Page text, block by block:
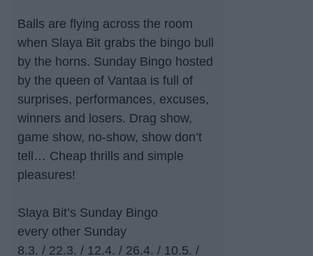
Balls are flying across the room
when Slaya Bit grabs the bingo bull
by the horns. Sunday Bingo hosted
by the queen of Vantaa is full of
surprises, performances, excuses,
winners and losers. Drag show,
game show, no-show, show don’t
tell… Cheap thrills and simple
pleasures!
Slaya Bit’s Sunday Bingo
every other Sunday
8.3. / 22.3. / 12.4. / 26.4. / 10.5. /